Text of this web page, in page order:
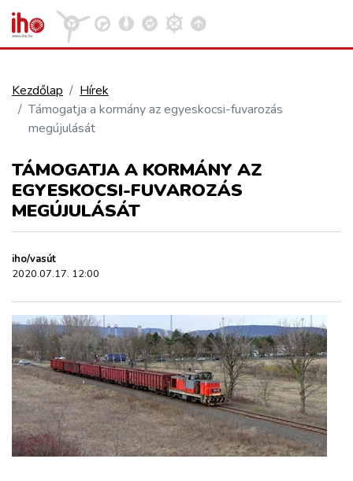
VASÚT
KÖZÚT
REPÜLÉS
KÖZLEKEDÉSFEJLESZTÉS
ZÖLDÚT
HAJÓZÁS
BLOG
Kezdőlap
Hírek
Támogatja a kormány az egyeskocsi-fuvarozás
megújulását
TÁMOGATJA A KORMÁNY AZ
EGYESKOCSI-FUVAROZÁS
MEGÚJULÁSÁT
iho/vasút
2020.07.17. 12:00